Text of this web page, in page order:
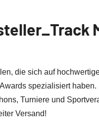
die sich auf
spezialisiert
Turniere und
Versand!